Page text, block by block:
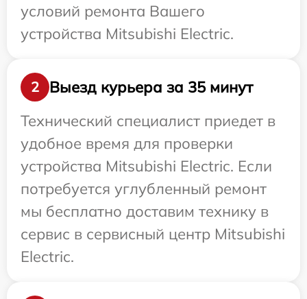
условий ремонта Вашего
устройства Mitsubishi Electric.
2
Выезд курьера за 35 минут
Технический специалист приедет в
удобное время для проверки
устройства Mitsubishi Electric. Если
потребуется углубленный ремонт
мы бесплатно доставим технику в
сервис в сервисный центр Mitsubishi
Electric.